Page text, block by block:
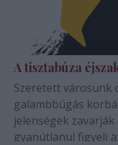
A tisztabúza
Szeretett városunk
galambbúgás
jelenségek
gyanútlanul figyeli